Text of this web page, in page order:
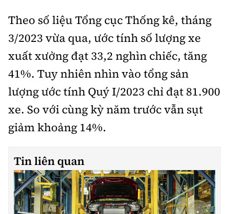
Theo số liệu Tổng cục Thống kê, tháng
3/2023 vừa qua, ước tính số lượng xe
xuất xưởng đạt 33,2 nghìn chiếc, tăng
41%. Tuy nhiên nhìn vào tổng sản
lượng ước tính Quý I/2023 chỉ đạt 81.900
xe. So với cùng kỳ năm trước vẫn sụt
giảm khoảng 14%.
Tin liên quan